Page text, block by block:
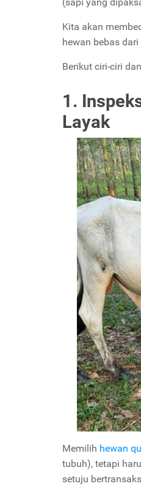
Kita akan
hewan bebas
Berikut ciri-ciri
1.
Layak
Memilih hewan
tubuh), tetapi
setuju